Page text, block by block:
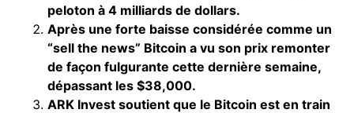
peloton à 4 milliards de dollars.
Après une forte baisse considérée comme un
“sell the news” Bitcoin a vu son prix remonter
de façon fulgurante cette dernière semaine,
dépassant les $38,000.
ARK Invest soutient que le Bitcoin est en train